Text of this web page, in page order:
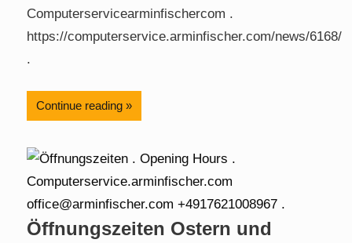
Computerservicearminfischercom .
https://computerservice.arminfischer.com/news/6168/
.
Continue reading
Öffnungszeiten Ostern und